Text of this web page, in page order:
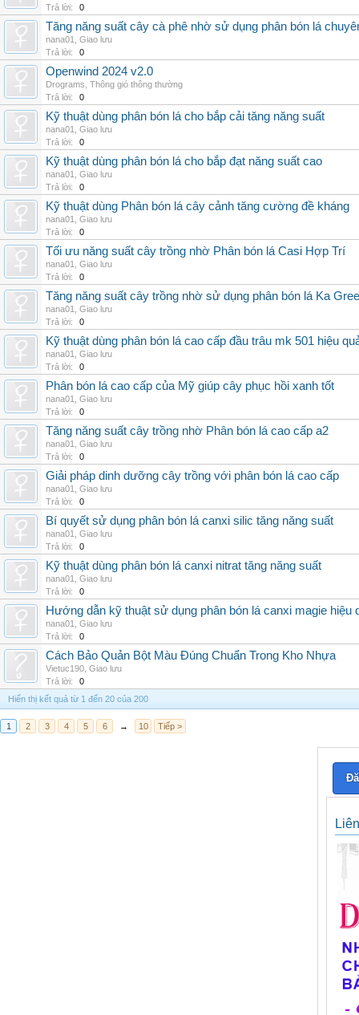
Trả lời:
0
Tăng năng suất cây cà phê nhờ sử dụng phân bón lá
nana01
Giao lưu
Trả lời:
0
Openwind 2024 v2.0
Drograms Thông gió thông thường
Trả lời:
0
Kỹ thuật dùng phân bón lá cho bắp cải tăng năng suất
nana01
Giao lưu
Trả lời:
0
Kỹ thuật dùng phân bón lá cho bắp đạt năng suất cao
nana01
Giao lưu
Trả lời:
0
Kỹ thuật dùng Phân bón lá cây cảnh tăng cường đề kháng
nana01
Giao lưu
Trả lời:
0
Tối ưu năng suất cây trồng nhờ Phân bón lá Casi Hợp Trí
nana01
Giao lưu
Trả lời:
0
Tăng năng suất cây trồng nhờ sử dụng phân bón lá Ka
nana01
Giao lưu
Trả lời:
0
Kỹ thuật dùng phân bón lá cao cấp đầu trâu mk 501 hiệu
nana01
Giao lưu
Trả lời:
0
Phân bón lá cao cấp của Mỹ giúp cây phục hồi xanh tốt
nana01
Giao lưu
Trả lời:
0
Tăng năng suất cây trồng nhờ Phân bón lá cao cấp a2
nana01
Giao lưu
Trả lời:
0
Giải pháp dinh dưỡng cây trồng với phân bón lá cao cấp
nana01
Giao lưu
Trả lời:
0
Bí quyết sử dụng phân bón lá canxi silic tăng năng suất
nana01
Giao lưu
Trả lời:
0
Kỹ thuật dùng phân bón lá canxi nitrat tăng năng suất
nana01
Giao lưu
Trả lời:
0
Hướng dẫn kỹ thuật sử dụng phân bón lá canxi magie hiệu
nana01
Giao lưu
Trả lời:
0
Cách Bảo Quản Bột Màu Đúng Chuẩn Trong Kho Nhựa
Vietuc190 Giao lưu
Trả lời:
0
Hiển thị kết quả từ 1 đến 20 của 200
1 2 3 4 5 6 → 10 Tiếp >